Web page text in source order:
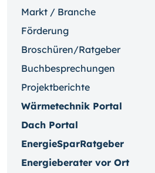
Markt / Branche
Förderung
Broschüren/Ratgeber
Buchbesprechungen
Projektberichte
Wärmetechnik Portal
Dach Portal
EnergieSparRatgeber
Energieberater vor Ort